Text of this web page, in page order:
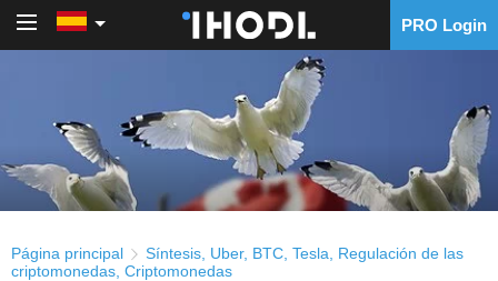
PRO Login
Página principal Síntesis Uber, BTC Tesla
Regulación de las
criptomonedas Criptomonedas